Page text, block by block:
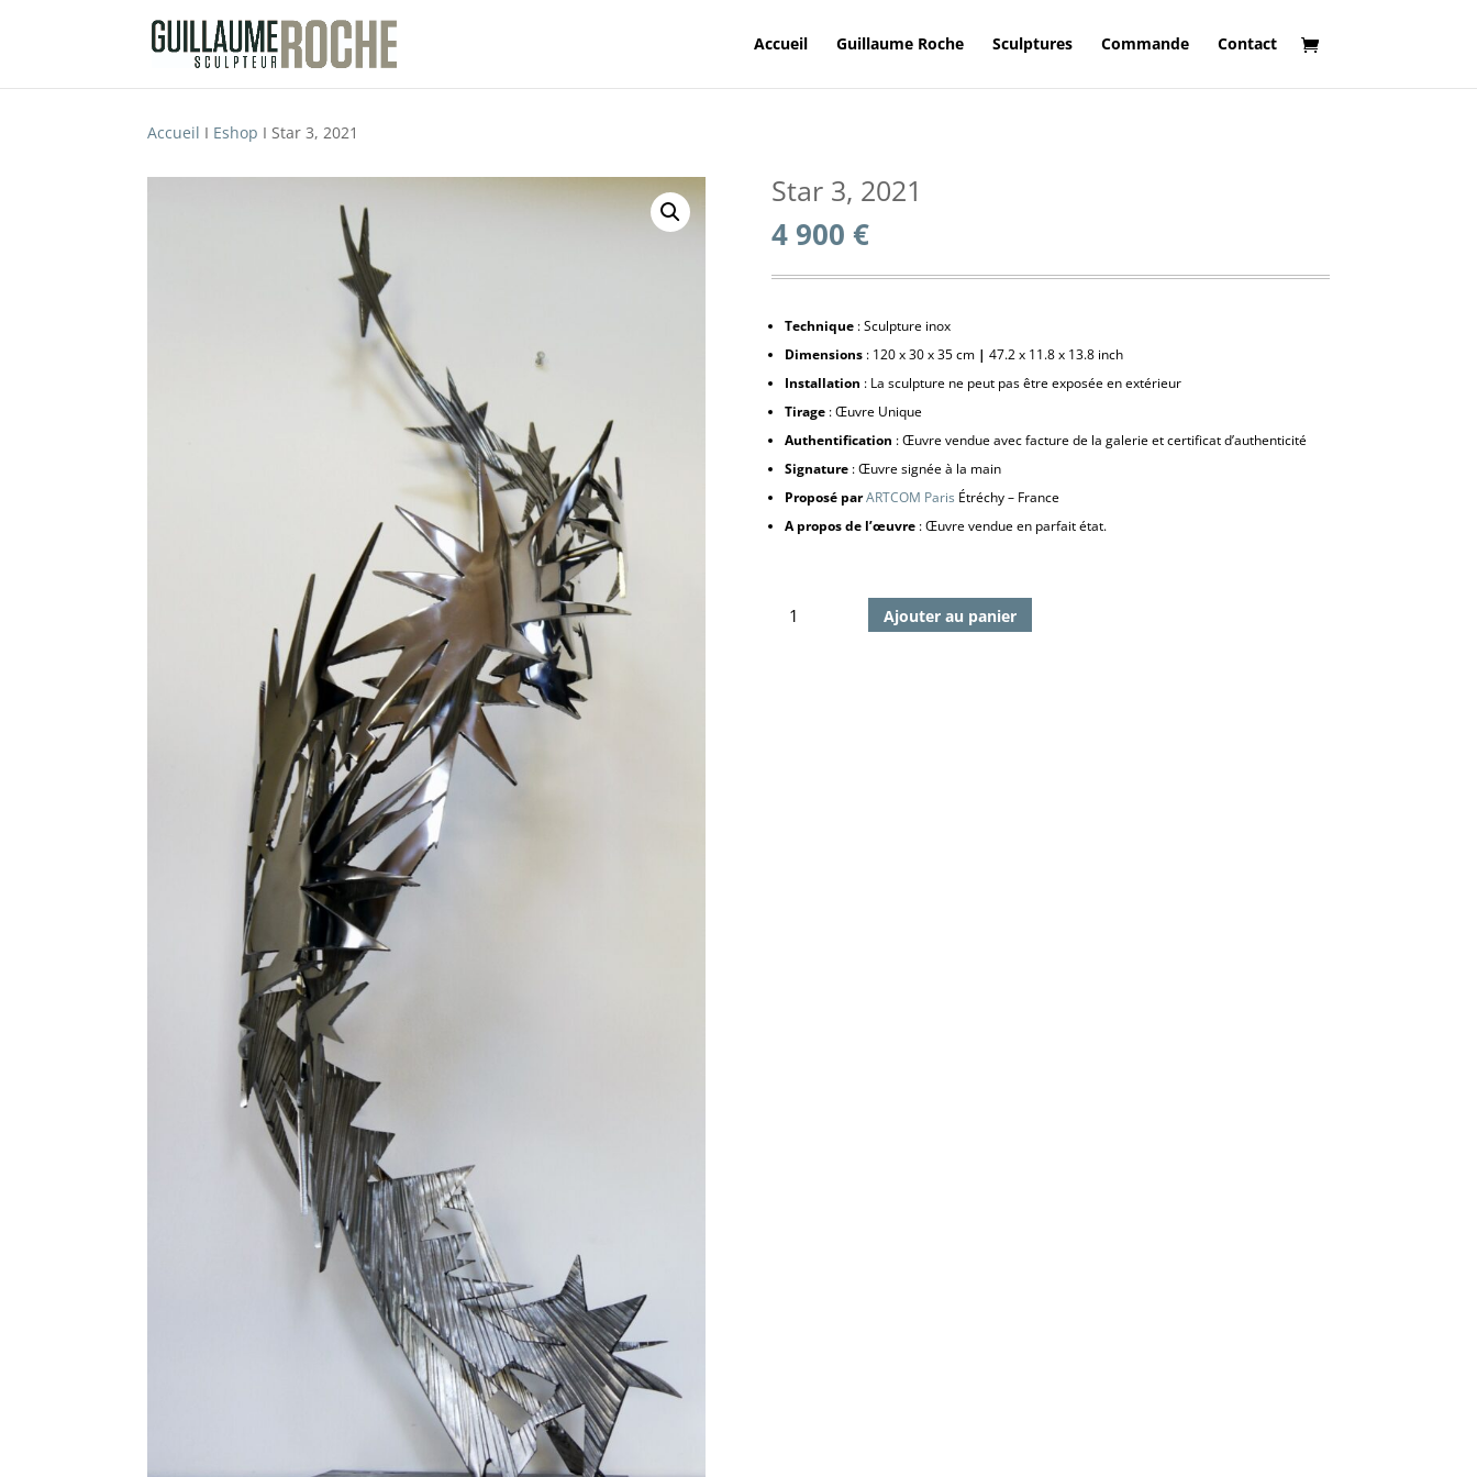
Accueil Guillaume Roche Sculptures Commande Contact
Accueil I Eshop I Star 3, 2021
Star 3, 2021
4 900 €
Technique: Sculpture inox
Dimensions: 120 x 30 x 35 cm| 47.2 x 11.8 x 13.8 inch
Installation : La sculpture ne peut pas être exposée en extérieur
Tirage: Œuvre Unique
Authentification : Œuvre vendue avec facture de la galerie et certificat d’authenticité
Signature: Œuvre signée à la main
Proposé par ARTCOM Paris Étréchy – France
A propos de l’œuvre: Œuvre vendue en parfait état.
quantité
Ajouter au panier